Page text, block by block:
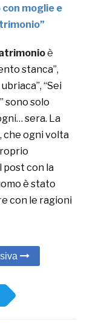
moglie e
è
stanca”,
“Sei
sono solo
sera. La
che ogni volta
post con la
è stato
con le ragioni